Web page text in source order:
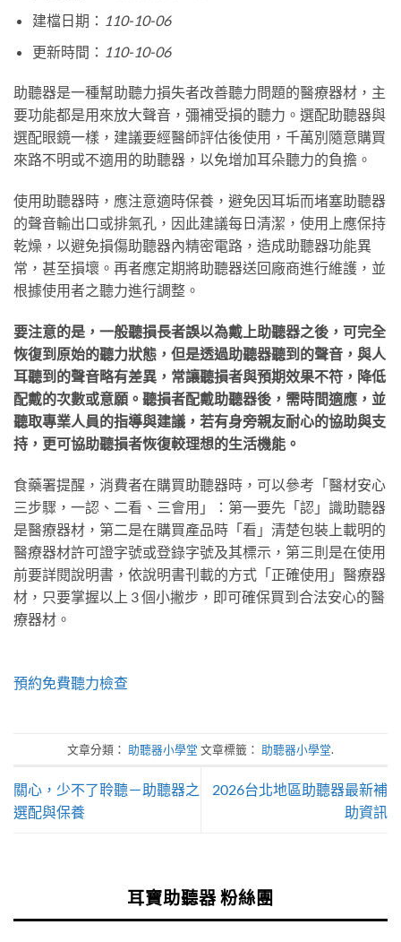
耳寶助聽器 粉絲團
建檔日期： 110-10-06
更新時間： 110-10-06
助聽器是一種幫助聽力損失者改善聽力問題的醫療器材，主
要功能都是用來放大聲音，彌補受損的聽力。選配助聽器與
選配眼鏡一樣，建議要經醫師評估後使用，千萬別隨意購買
來路不明或不適用的助聽器，以免增加耳朵聽力的負擔。
使用助聽器時，應注意適時保養，避免因耳垢而堵塞助聽器
的聲音輸出口或排氣孔，因此建議每日清潔，使用上應保持
乾燥，以避免損傷助聽器內精密電路，造成助聽器功能異
常，甚至損壞。再者應定期將助聽器送回廠商進行維護，並
根據使用者之聽力進行調整。
要注意的是，一般聽損長者誤以為戴上助聽器之後，可完全
恢復到原始的聽力狀態，但是透過助聽器聽到的聲音，與人
耳聽到的聲音略有差異，常讓聽損者與預期效果不符，降低
配戴的次數或意願。聽損者配戴助聽器後，需時間適應，並
聽取專業人員的指導與建議，若有身旁親友耐心的協助與支
持，更可協助聽損者恢復較理想的生活機能。
食藥署提醒，消費者在購買助聽器時，可以參考「醫材安心
三步驟，一認、二看、三會用」：第一要先「認」識助聽器
是醫療器材，第二是在購買產品時「看」清楚包裝上載明的
醫療器材許可證字號或登錄字號及其標示，第三則是在使用
前要詳閱說明書，依說明書刊載的方式「正確使用」醫療器
材，只要掌握以上 3 個小撇步，即可確保買到合法安心的醫
療器材。
預約免費聽力檢查
文章分類： 助聽器小學堂 文章標籤： 助聽器小學堂.
關心，少不了聆聽－助聽器之
選配與保養
2026台北地區助聽器最新補
助資訊